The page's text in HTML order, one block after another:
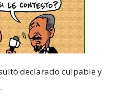
declarado culpable y